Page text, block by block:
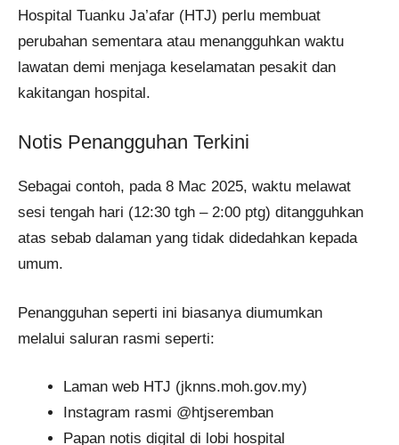
Hospital Tuanku Ja’afar (HTJ) perlu membuat
perubahan sementara atau menangguhkan waktu
lawatan demi menjaga keselamatan pesakit dan
kakitangan hospital.
Notis Penangguhan Terkini
Sebagai contoh, pada 8 Mac 2025, waktu melawat
sesi tengah hari (12:30 tgh – 2:00 ptg) ditangguhkan
atas sebab dalaman yang tidak didedahkan kepada
umum.
Penangguhan seperti ini biasanya diumumkan
melalui saluran rasmi seperti:
Laman web HTJ (jknns.moh.gov.my)
Instagram rasmi @htjseremban
Papan notis digital di lobi hospital